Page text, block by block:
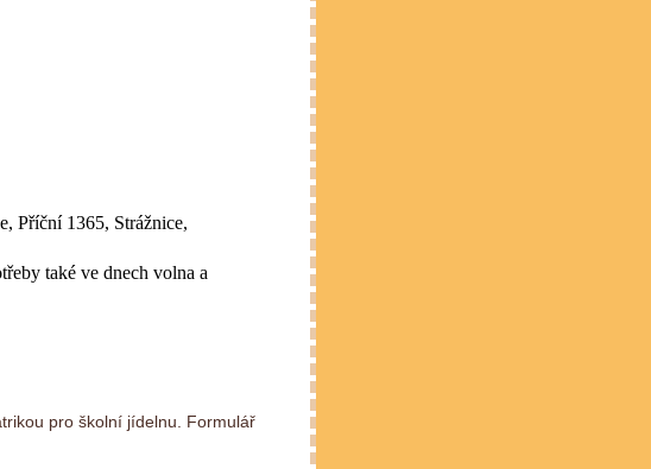
Příční 1365, Strážnice,
také ve dnech volna a
pro školní jídelnu. Formulář